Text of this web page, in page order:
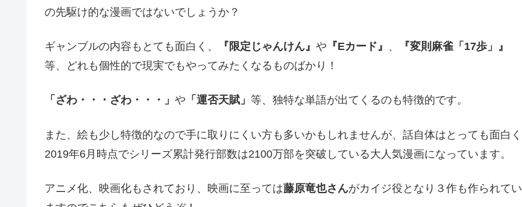
の先駆け的な漫画ではないでしょうか？
ギャンブルの内容もとても面白く、 『限定じゃんけん』 や 『Eカード』 、
『変則麻雀「17歩」』
等、どれも個性的で現実でもやってみたくなるものばかり！
「ざわ・・・ざわ・・・」 や 「運否天賦」 等、独特な単語が出てくるのも特徴的です。
また、絵も少し特徴的なので手に取りにくい方も多いかもしれませんが、話自体はとっても面白く
2019年6月時点でシリーズ累計発行部数は2100万部を突破している大人気漫画になっています。
アニメ化、映画化もされており、映画に至っては藤原竜也さんがカイジ役となり３作も作られてい